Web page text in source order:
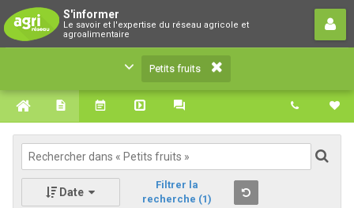
S'informer
Le savoir et l'expertise du réseau agricole et
agroalimentaire
Le savoir et l'expertise du réseau agricole et
agroalimentaire
Petits fruits
Date
Filtrer la
recherche (1)